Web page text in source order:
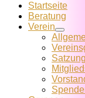
Startseite
Beratung
Verein
Satzung